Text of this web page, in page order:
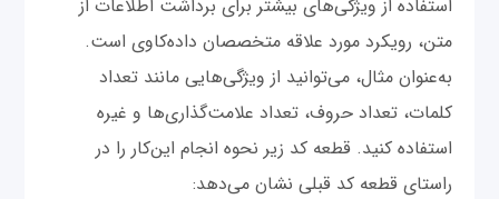
استفاده از ویژگی‌های بیشتر برای برداشت اطلاعات از
متن، رویکرد مورد علاقه متخصصان داده‌کاوی است.
به‌عنوان مثال، می‌توانید از ویژگی‌هایی مانند تعداد
کلمات، تعداد حروف، تعداد علامت‌گذاری‌ها و غیره
استفاده کنید. قطعه کد زیر نحوه انجام این‌کار را در
راستای قطعه کد قبلی نشان می‌دهد: